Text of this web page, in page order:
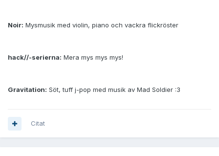
Noir: Mysmusik med violin, piano och vackra flickröster
hack//-serierna: Mera mys mys mys!
Gravitation: Söt, tuff j-pop med musik av Mad Soldier :3
Citat